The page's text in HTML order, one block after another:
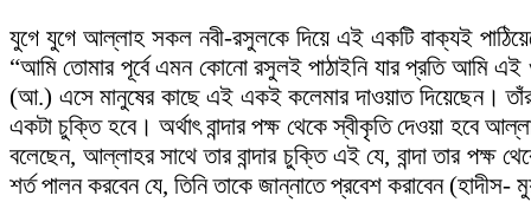
যুগে যুগে আল্লাহ সকল নবী-রসুলকে দিয়ে এই একটি বাক্যই
“আমি তোমার পূর্বে এমন কোনো রসুলই পাঠাইনি যার প্রতি আমি
(আ.) এসে মানুষের কাছে এই একই কলেমার দাওয়াত দিয়েছেন।
একটা চুক্তি হবে। অর্থাৎ বান্দার পক্ষ থেকে স্বীকৃতি দেওয়া হবে
বলেছেন, আল্লাহর সাথে তার বান্দার চুক্তি এই যে, বান্দা তার
শর্ত পালন করবেন যে, তিনি তাকে জান্নাতে প্রবেশ করাবেন